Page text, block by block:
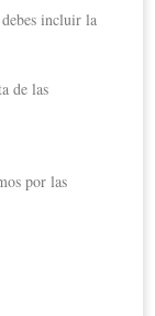
incluir la
de las
por las